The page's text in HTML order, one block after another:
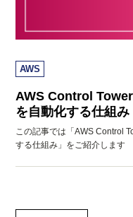
AWS
AWS Control
を自動化する仕組み
この記事では「AWS Control
する仕組み」をご紹介します